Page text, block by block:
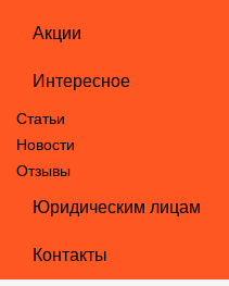
Акции
Интересное
Статьи
Новости
Отзывы
Юридическим лицам
Контакты